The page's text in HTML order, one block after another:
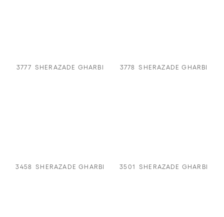
3777 SHERAZADE GHARBI 3778 SHERAZADE GHARBI
3458 SHERAZADE GHARBI 3501 SHERAZADE GHARBI